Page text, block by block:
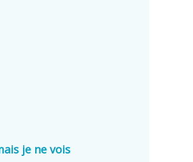
je ne vois